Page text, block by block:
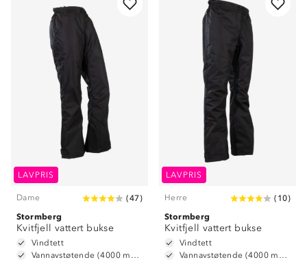
LAVPRIS
Dame (47)
Stormberg
Kvitfjell vattert bukse
Vindtett
Vannavstøtende (4000 mm vannsøyle)
LAVPRIS
Herre ( 10)
Stormberg
Kvitfjell vattert bukse
Vindtett
Vannavstøtende (4000 mm vannsøyle)